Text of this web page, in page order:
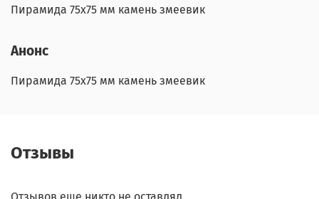
Пирамида 75х75 мм камень змеевик
Анонс
Пирамида 75х75 мм камень змеевик
Отзывы